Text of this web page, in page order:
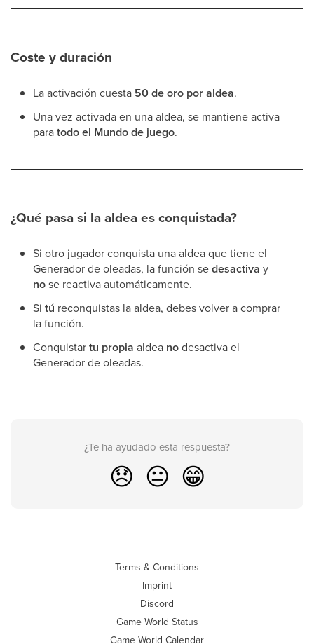
Coste y duración
La activación cuesta 50 de oro por aldea.
Una vez activada en una aldea, se mantiene activa
paratodo el Mundo de juego.
¿Qué pasa si la aldea es conquistada?
Si otro jugador conquista una aldea que tiene el
Generador de oleadas, la función sedesactiva y
nose reactiva automáticamente.
Si tú reconquistas la aldea, debes volver a comprar
la función.
Conquistartu propia aldea nodesactiva el
Generador de oleadas.
¿Te ha ayudado esta respuesta?
😞 😐 😁
Terms & Conditions
Imprint
Discord
Game World Status
Game World Calendar